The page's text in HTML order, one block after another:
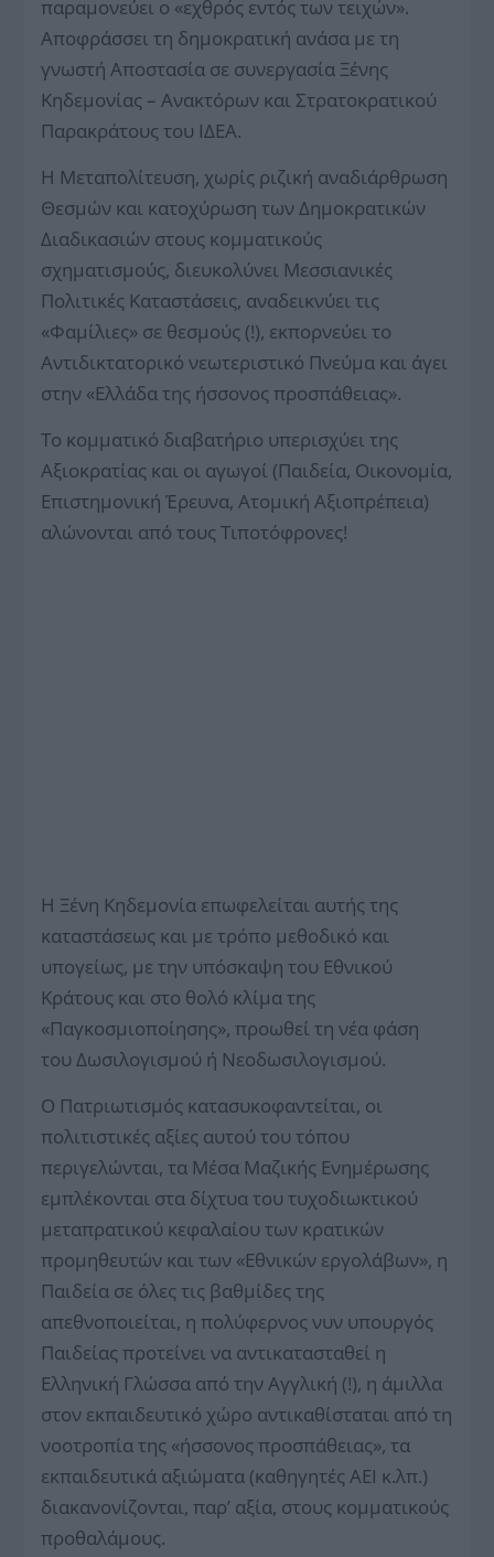
παραμονεύει ο «εχθρός εντός των τειχών».
Αποφράσσει τη δημοκρατική ανάσα με τη
γνωστή Αποστασία σε συνεργασία Ξένης
Κηδεμονίας – Ανακτόρων και Στρατοκρατικού
Παρακράτους του ΙΔΕΑ.
Η Μεταπολίτευση, χωρίς ριζική αναδιάρθρωση
Θεσμών και κατοχύρωση των Δημοκρατικών
Διαδικασιών στους κομματικούς
σχηματισμούς, διευκολύνει Μεσσιανικές
Πολιτικές Καταστάσεις, αναδεικνύει τις
«Φαμίλιες» σε θεσμούς (!), εκπορνεύει το
Αντιδικτατορικό νεωτεριστικό Πνεύμα και άγει
στην «Ελλάδα της ήσσονος προσπάθειας».
Το κομματικό διαβατήριο υπερισχύει της
Αξιοκρατίας και οι αγωγοί (Παιδεία, Οικονομία,
Επιστημονική Έρευνα, Ατομική Αξιοπρέπεια)
αλώνονται από τους Τιποτόφρονες!
Η Ξένη Κηδεμονία επωφελείται αυτής της
καταστάσεως και με τρόπο μεθοδικό και
υπογείως, με την υπόσκαψη του Εθνικού
Κράτους και στο θολό κλίμα της
«Παγκοσμιοποίησης», προωθεί τη νέα φάση
του Δωσιλογισμού ή Νεοδωσιλογισμού.
Ο Πατριωτισμός κατασυκοφαντείται, οι
πολιτιστικές αξίες αυτού του τόπου
περιγελώνται, τα Μέσα Μαζικής Ενημέρωσης
εμπλέκονται στα δίχτυα του τυχοδιωκτικού
μεταπρατικού κεφαλαίου των κρατικών
προμηθευτών και των «Εθνικών εργολάβων», η
Παιδεία σε όλες τις βαθμίδες της
απεθνοποιείται, η πολύφερνος νυν υπουργός
Παιδείας προτείνει να αντικατασταθεί η
Ελληνική Γλώσσα από την Αγγλική (!), η άμιλλα
στον εκπαιδευτικό χώρο αντικαθίσταται από τη
νοοτροπία της «ήσσονος προσπάθειας», τα
εκπαιδευτικά αξιώματα (καθηγητές ΑΕΙ κ.λπ.)
διακανονίζονται, παρ’ αξία, στους κομματικούς
προθαλάμους.